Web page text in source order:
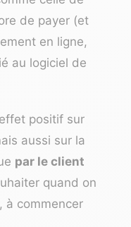
de payer (et
en ligne,
au logiciel de
positif sur
aussi sur la
par le client
quand on
à commencer